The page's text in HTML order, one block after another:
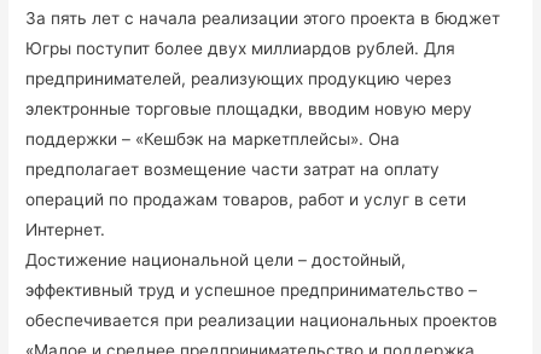
За пять лет с начала реализации этого проекта в бюджет
Югры поступит более двух миллиардов рублей. Для
предпринимателей, реализующих продукцию через
электронные торговые площадки, вводим новую меру
поддержки – «Кешбэк на маркетплейсы». Она
предполагает возмещение части затрат на оплату
операций по продажам товаров, работ и услуг в сети
Интернет.
Достижение национальной цели – достойный,
эффективный труд и успешное предпринимательство –
обеспечивается при реализации национальных проектов